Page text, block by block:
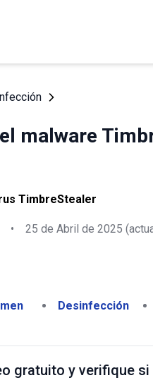
malware
TimbreStealer
• 25 de Abril de 2025
Desinfección
gratuito y verifique